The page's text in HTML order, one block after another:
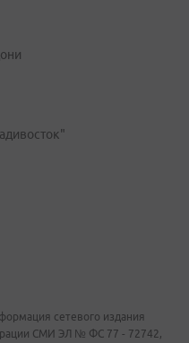
сетевого издания
СМИ ЭЛ № ФС 77 - 72742,